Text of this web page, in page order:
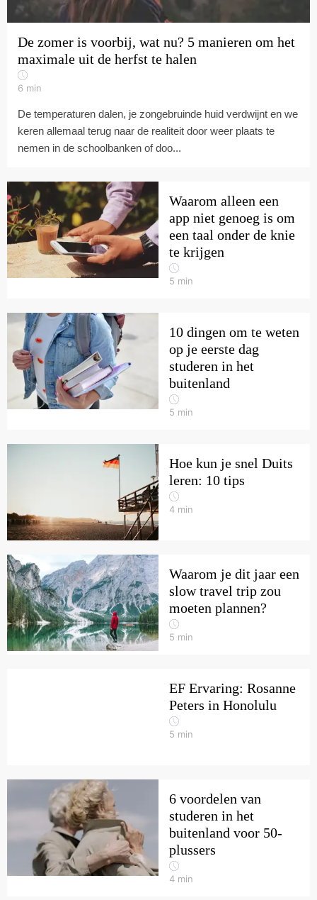
De zomer is voorbij, wat nu? 5 manieren om het
maximale uit de herfst te halen
6 min
De temperaturen dalen, je zongebruinde huid verdwijnt en we
keren allemaal terug naar de realiteit door weer plaats te
nemen in de schoolbanken of doo...
Waarom alleen een
app niet genoeg is om
een taal onder de knie
te krijgen
5 min
10 dingen om te weten
op je eerste dag
studeren in het
buitenland
5 min
Hoe kun je snel Duits
leren: 10 tips
4 min
Waarom je dit jaar een
slow travel trip zou
moeten plannen?
5 min
EF Ervaring: Rosanne
Peters in Honolulu
5 min
6 voordelen van
studeren in het
buitenland voor 50-
plussers
4 min